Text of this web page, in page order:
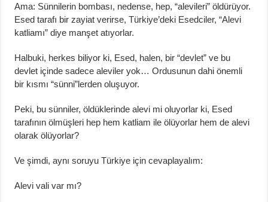
Ama: Sünnilerin bombası, nedense, hep, “alevileri” öldürüyor.
Esed tarafı bir zayiat verirse, Türkiye’deki Esedciler, “Alevi
katliamı” diye manşet atıyorlar.
Halbuki, herkes biliyor ki, Esed, halen, bir “devlet” ve bu
devlet içinde sadece aleviler yok… Ordusunun dahi önemli
bir kısmı “sünni”lerden oluşuyor.
Peki, bu sünniler, öldüklerinde alevi mi oluyorlar ki, Esed
tarafının ölmüşleri hep hem katliam ile ölüyorlar hem de alevi
olarak ölüyorlar?
Ve şimdi, aynı soruyu Türkiye için cevaplayalım:
Alevi vali var mı?